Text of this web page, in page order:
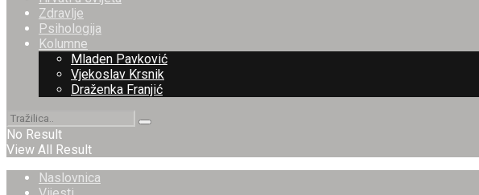
Zdravlje
Psihologija
Kolumne
Mladen Pavković
Vjekoslav Krsnik
Draženka Franjić
No Result
View All Result
Naslovnica